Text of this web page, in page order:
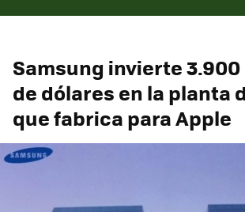
Samsung invierte
de dólares en la planta
que fabrica para Apple